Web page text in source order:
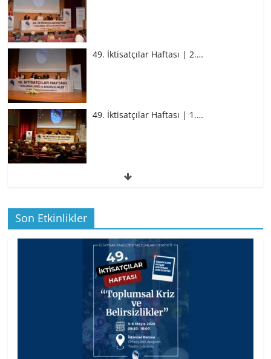
49. İktisatçılar Haftası | 2.…
49. İktisatçılar Haftası | 1.…
49. İktisatçılar Haftası | 1.…
BİZ İKTİSATLILAR: İÇİMİZDEN BİRİ PROF.
…
Son Etkinlikler